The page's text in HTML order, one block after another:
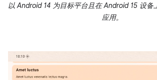
以 Android 14 为目标平台且在 Android 15 设备
应用。